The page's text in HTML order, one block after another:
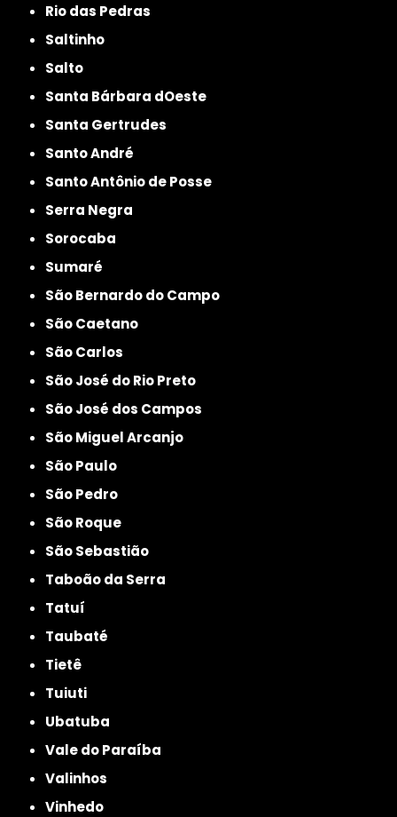
Rio das Pedras
Saltinho
Salto
Santa Bárbara dOeste
Santa Gertrudes
Santo André
Santo Antônio de Posse
Serra Negra
Sorocaba
Sumaré
São Bernardo do Campo
São Caetano
São Carlos
São José do Rio Preto
São José dos Campos
São Miguel Arcanjo
São Paulo
São Pedro
São Roque
São Sebastião
Taboão da Serra
Tatuí
Taubaté
Tietê
Tuiuti
Ubatuba
Vale do Paraíba
Valinhos
Vinhedo